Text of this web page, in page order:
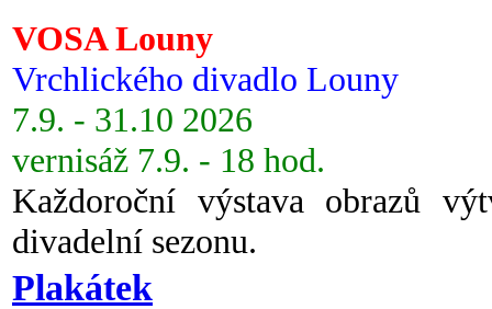
VOSA Louny
Vrchlického divadlo Louny
7.9. - 31.10 2026
vernisáž 7.9. - 18 hod.
Každoroční výstava obrazů
divadelní sezonu.
Plakátek